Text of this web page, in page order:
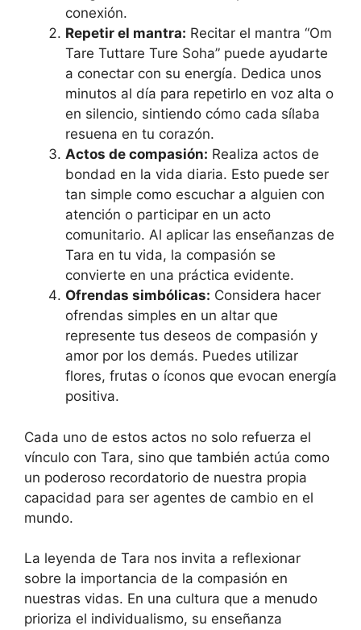
conexión.
Repetir el mantra: Recitar el mantra “Om
Tare Tuttare Ture Soha” puede ayudarte
a conectar con su energía. Dedica unos
minutos al día para repetirlo en voz alta o
en silencio, sintiendo cómo cada sílaba
resuena en tu corazón.
Actos de compasión: Realiza actos de
bondad en la vida diaria. Esto puede ser
tan simple como escuchar a alguien con
atención o participar en un acto
comunitario. Al aplicar las enseñanzas de
Tara en tu vida, la compasión se
convierte en una práctica evidente.
Ofrendas simbólicas: Considera hacer
ofrendas simples en un altar que
represente tus deseos de compasión y
amor por los demás. Puedes utilizar
flores, frutas o íconos que evocan energía
positiva.
Cada uno de estos actos no solo refuerza el
vínculo con Tara, sino que también actúa como
un poderoso recordatorio de nuestra propia
capacidad para ser agentes de cambio en el
mundo.
La leyenda de Tara nos invita a reflexionar
sobre la importancia de la compasión en
nuestras vidas. En una cultura que a menudo
prioriza el individualismo, su enseñanza